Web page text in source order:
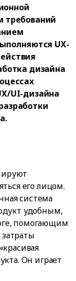
требований
UX-
дизайна
UI-дизайна
его лицом.
система
удобным,
помогающим
Он играет